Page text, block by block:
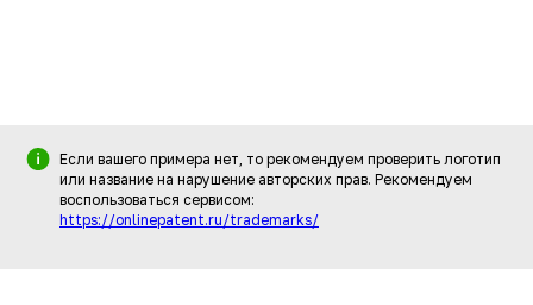
Если вашего примера нет, то рекомендуем проверить логотип
или название на нарушение авторских прав. Рекомендуем
воспользоваться сервисом:
https://onlinepatent.ru/trademarks/